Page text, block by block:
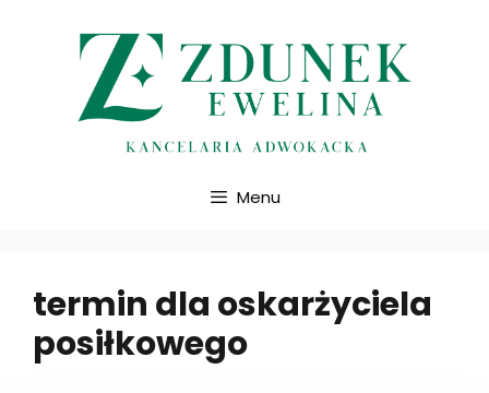
Menu
termin dla oskarżyciela
posiłkowego